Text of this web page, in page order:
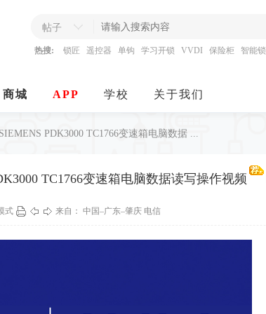
帖子
热搜: 锁匠 遥控器 单钩 学习开锁 VVDI 保险柜 智能锁
商城 APP 学校 关于我们
PDK3000 TC1766变速箱电脑数据 ...
TC1766变速箱电脑数据读写操作视频
式 来自： 中国–广东–肇庆 电信